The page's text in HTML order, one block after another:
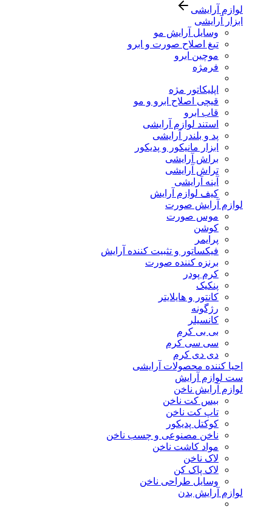
لوازم آرایشی
ابزار آرایشی
وسایل آرایش مو
تیغ اصلاح صورت و ابرو
موچین ابرو
فرمژه
اپلیکاتور مژه
قیچی اصلاح ابرو و مو
قاب ابرو
استند لوازم آرایشی
پد و بلندر آرایشی
ابزار مانیکور و پدیکور
براش آرایشی
تراش آرایشی
آینه آرایشی
کیف لوازم آرایش
لوازم آرایش صورت
موس صورت
کوشن
پرایمر
فیکساتور و تثبیت کننده آرایش
برنزه کننده صورت
کرم پودر
پنکیک
کانتور و هایلایتر
رژگونه
کانسیلر
بی بی کرم
سی سی کرم
دی دی کرم
احیا کننده محصولات آرایشی
ست لوازم آرایش
لوازم آرایش ناخن
بیس کت ناخن
تاپ کت ناخن
کوکتل پدیکور
ناخن مصنوعی و چسب ناخن
مواد کاشت ناخن
لاک ناخن
لاک پاک کن
وسایل طراحی ناخن
لوازم آرایش بدن